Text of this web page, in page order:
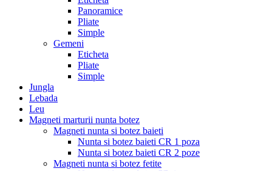
Panoramice
Pliate
Simple
Gemeni
Eticheta
Pliate
Simple
Jungla
Lebada
Leu
Magneti marturii nunta botez
Magneti nunta si botez baieti
Nunta si botez baieti CR 1 poza
Nunta si botez baieti CR 2 poze
Magneti nunta si botez fetite